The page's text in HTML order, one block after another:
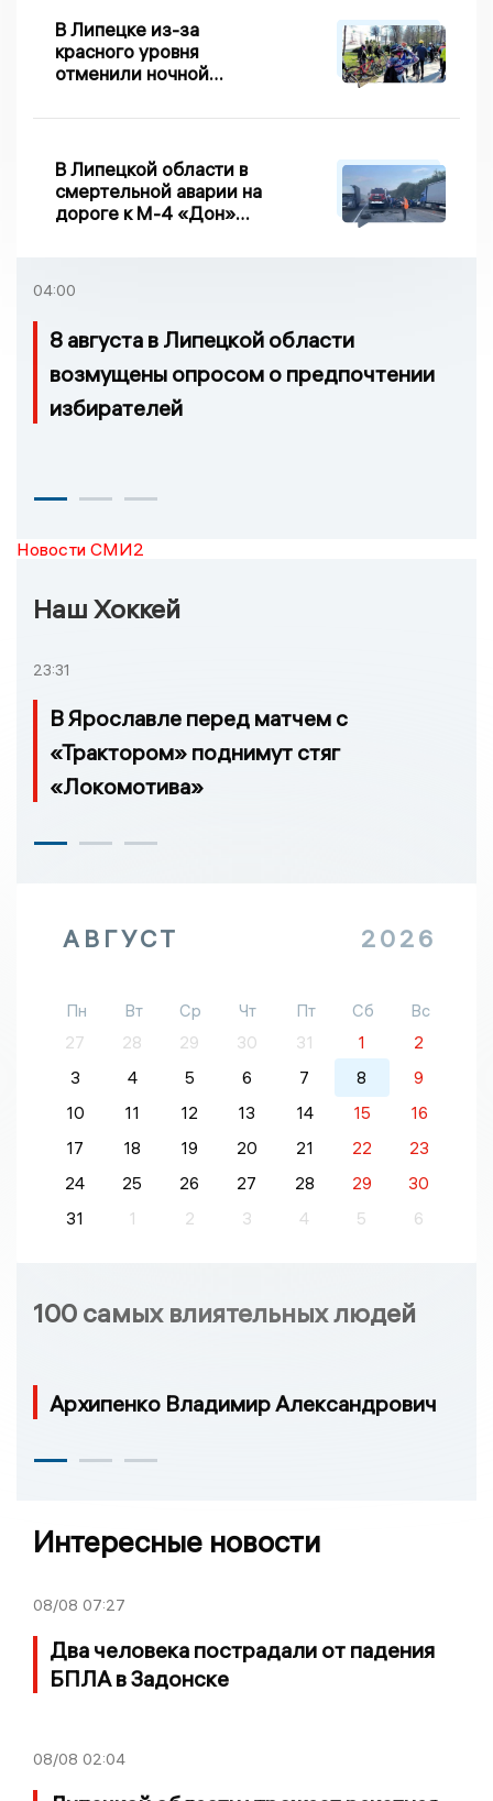
В Липецке из-за
красного уровня
отменили ночной
В Липецкой области в
смертельной аварии на
дороге к М-4 «Дон»
04:00
8 августа в Липецкой области
возмущены опросом о предпочтении
избирателей
Новости СМИ2
Наш Хоккей
23:31
В Ярославле перед матчем с
«Трактором» поднимут стяг
«Локомотива»
АВГУСТ 2026
Пн Вт Ср Чт Пт Сб
Вс
27
28 29 30 31 1
2
3
4 5 6 7 8
9
10
11 12 13 14 15
16
17
18 19 20 21 22
23
24
25 26 27 28 29
30
31
1 2 3 4 5 6
100 самых влиятельных людей
Архипенко Владимир Александрович
Интересные новости
08/08 07:27
Два человека пострадали от падения
БПЛА в Задонске
08/08 02:04